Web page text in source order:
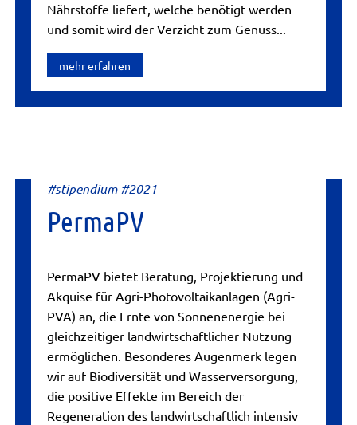
Nährstoffe liefert, welche benötigt werden
und somit wird der Verzicht zum Genuss...
mehr erfahren
#stipendium #2021
PermaPV
PermaPV bietet Beratung, Projektierung und
Akquise für Agri-Photovoltaikanlagen (Agri-
PVA) an, die Ernte von Sonnenenergie bei
gleichzeitiger landwirtschaftlicher Nutzung
ermöglichen. Besonderes Augenmerk legen
wir auf Biodiversität und Wasserversorgung,
die positive Effekte im Bereich der
Regeneration des landwirtschaftlich intensiv